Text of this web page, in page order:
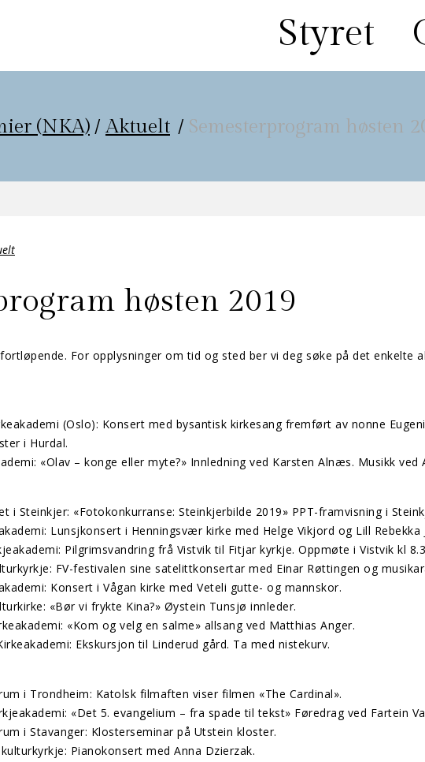
Styret
(NKA) /Aktuelt / Semesterprogram høsten
høsten 2019
For opplysninger om tid og sted ber vi deg søke på det enkelte
(Oslo): Konsert med bysantisk kirkesang fremført av nonne
i Hurdal.
«Olav – konge eller myte?» Innledning ved Karsten Alnæs. Musikk ved
i Steinkjer: «Fotokonkurranse: Steinkjerbilde 2019» PPT-framvisning i
Lunsjkonsert i Henningsvær kirke med Helge Vikjord og Lill Rebekka
Pilgrimsvandring frå Vistvik til Fitjar kyrkje. Oppmøte i Vistvik kl
FV-festivalen sine satelittkonsertar med Einar Røttingen og
Konsert i Vågan kirke med Veteli gutte- og mannskor.
«Bør vi frykte Kina?» Øystein Tunsjø innleder.
«Kom og velg en salme» allsang ved Matthias Anger.
Ekskursjon til Linderud gård. Ta med nistekurv.
i Trondheim: Katolsk filmaften viser filmen «The Cardinal».
«Det 5. evangelium – fra spade til tekst» Føredrag ved Fartein
i Stavanger: Klosterseminar på Utstein kloster.
Pianokonsert med Anna Dzierzak.